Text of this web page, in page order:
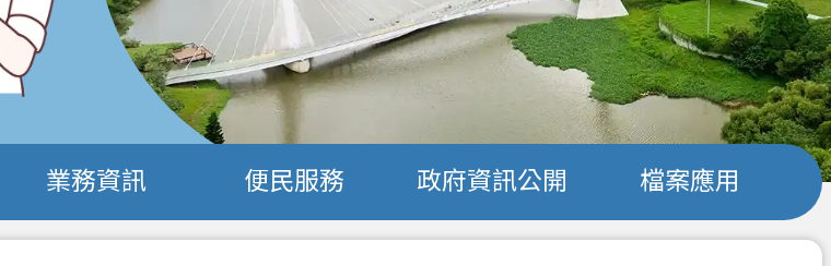
業務資訊 便民服務 政府資訊公開 檔案應用